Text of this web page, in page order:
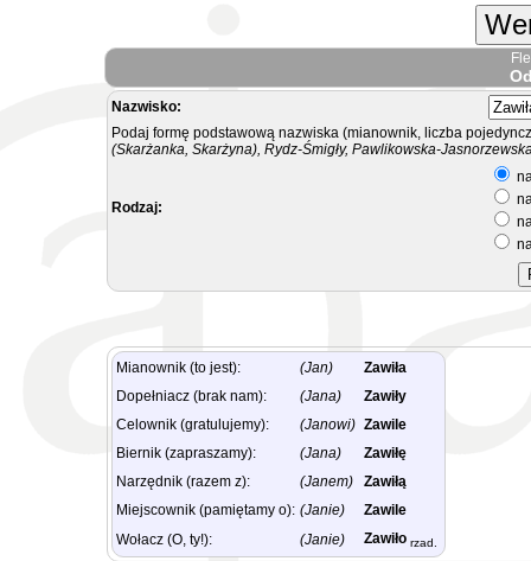
Nazwisko:
Podaj formę podstawową nazwiska (mianownik, liczba
(Skarżanka, Skarżyna), Rydz-Śmigły, Pawlikowska-
Rodzaj:
Mianownik (to jest): (Jan)
Zawiła
Dopełniacz (brak nam):
(Jana)
Zawiły
Celownik (gratulujemy):
(Janowi) Zawile
Biernik (zapraszamy):
(Jana)
Zawiłę
Narzędnik (razem z):
(Janem)
Zawiłą
Miejscownik (pamiętamy o): (Janie)
Zawile
Wołacz (O, ty!):
(Janie) Zawiło rzad.